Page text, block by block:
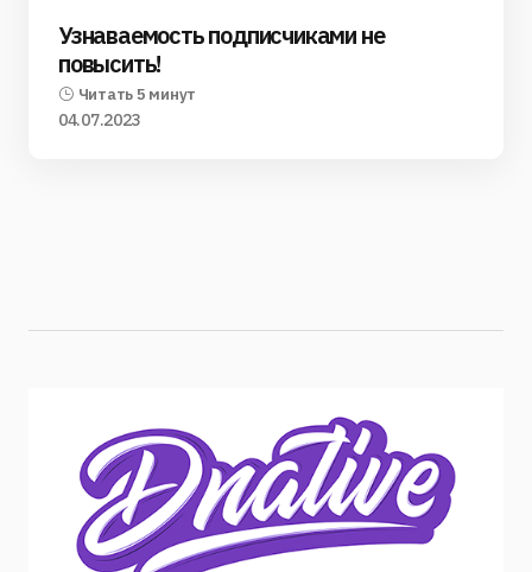
Узнаваемость подписчиками не
повысить!
Читать 5 минут
04.07.2023